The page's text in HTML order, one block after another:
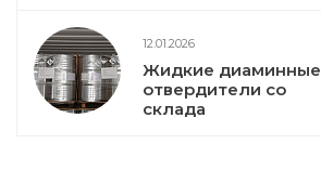
12.01.2026
Жидкие диаминные
отвердители со
склада